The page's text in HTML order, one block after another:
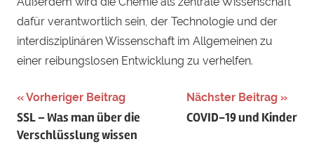
dafür verantwortlich sein, der Technologie und der
interdisziplinären Wissenschaft im Allgemeinen zu
einer reibungslosen Entwicklung zu verhelfen.
Beitragsnavigation
Vorheriger Beitrag
SSL – Was man über die
Verschlüsslung wissen
Nächster Beitrag
COVID-19 und Kinder